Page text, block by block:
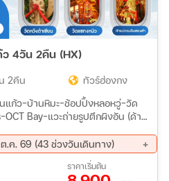
4วัน 2คืน (HX)
2คืน
ทัวร์ฮ่องกง
แก้ว-บ้านหิมะ-ช้อปปิ้งหลอหวู่-วัด
Bay-แวะถ่ายรูปตึกผิงอัน (ด้าน
ปิ้งถนนนาธาน-ร้าน Pop Mart
.ค. 69 (43 ช่วงวันเดินทาง)
09 ส.ค. 69 - 12 ส.ค. 69
12 ส.ค. 69 - 15 ส.ค. 69
ราคาเริ่มต้น